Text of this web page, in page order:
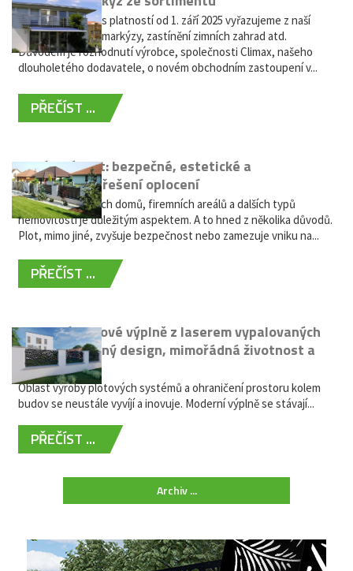
Vážení zákazníci, s platností od 1. září 2025 vyřazujeme z naší
nabídky výsuvné markýzy, zastínění zimních zahrad atd.
Důvodem je rozhodnutí výrobce, společnosti Climax, našeho
dlouholetého dodavatele, o novém obchodním zastoupení v...
PŘEČÍST ...
Hliníkový plot: bezpečné, estetické a
bezúdržbové řešení oplocení
Oplocení rodinných domů, firemních areálů a dalších typů
nemovitostí je důležitým aspektem. A to hned z několika důvodů.
Plot, mimo jiné, zvyšuje bezpečnost nebo zamezuje vniku na...
PŘEČÍST ...
Moderní plotové výplně z laserem vypalovaných
kovů: výjimečný design, mimořádná životnost a
žádná údržba
Oblast výroby plotových systémů a ohraničení prostoru kolem
budov se neustále vyvíjí a inovuje. Moderní výplně se stávají...
PŘEČÍST ...
Archiv ...